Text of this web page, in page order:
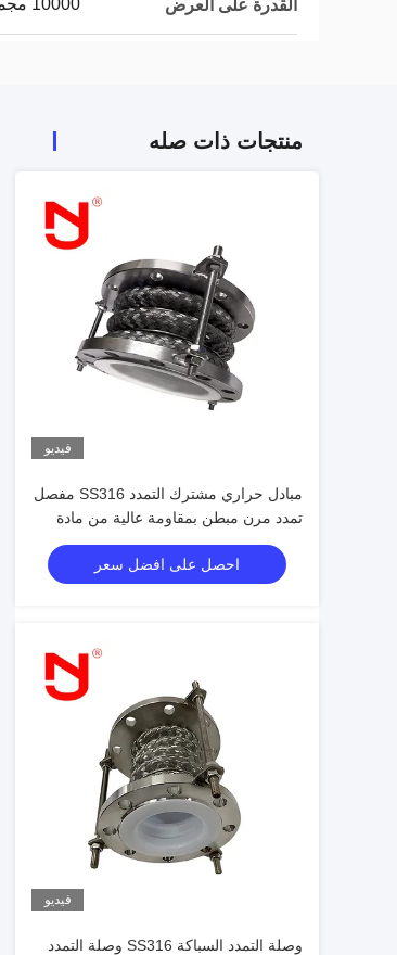
القدرة على العرض 10000 مجموعة في الأسبوع
منتجات ذات صله
فيديو
مبادل حراري مشترك التمدد SS316 مفصل
تمدد مرن مبطن بمقاومة عالية من مادة
احصل على افضل سعر
فيديو
وصلة التمدد السباكة SS316 وصلة التمدد